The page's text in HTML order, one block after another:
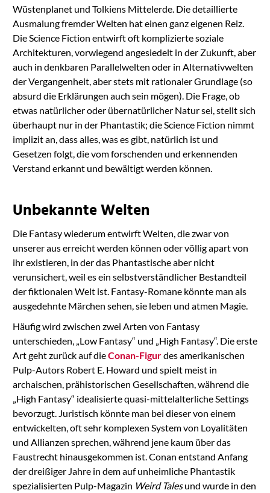
Wüstenplanet und Tolkiens Mittelerde. Die detaillierte
Ausmalung fremder Welten hat einen ganz eigenen Reiz.
Die Science Fiction entwirft oft komplizierte soziale
Architekturen, vorwiegend angesiedelt in der Zukunft, aber
auch in denkbaren Parallelwelten oder in Alternativwelten
der Vergangenheit, aber stets mit rationaler Grundlage (so
absurd die Erklärungen auch sein mögen). Die Frage, ob
etwas natürlicher oder übernatürlicher Natur sei, stellt sich
überhaupt nur in der Phantastik; die Science Fiction nimmt
implizit an, dass alles, was es gibt, natürlich ist und
Gesetzen folgt, die vom forschenden und erkennenden
Verstand erkannt und bewältigt werden können.
Unbekannte Welten
Die Fantasy wiederum entwirft Welten, die zwar von
unserer aus erreicht werden können oder völlig apart von
ihr existieren, in der das Phantastische aber nicht
verunsichert, weil es ein selbstverständlicher Bestandteil
der fiktionalen Welt ist. Fantasy-Romane könnte man als
ausgedehnte Märchen sehen, sie leben und atmen Magie.
Häufig wird zwischen zwei Arten von Fantasy
unterschieden, „Low Fantasy“ und „High Fantasy“. Die erste
Art geht zurück auf dieConan-Figurdes amerikanischen
Pulp-Autors Robert E. Howard und spielt meist in
archaischen, prähistorischen Gesellschaften, während die
„High Fantasy“ idealisierte quasi-mittelalterliche Settings
bevorzugt. Juristisch könnte man bei dieser von einem
entwickelten, oft sehr komplexen System von Loyalitäten
und Allianzen sprechen, während jene kaum über das
Faustrecht hinausgekommen ist. Conan entstand Anfang
der dreißiger Jahre in dem auf unheimliche Phantastik
spezialisierten Pulp-Magazin Weird Talesund wurde in den